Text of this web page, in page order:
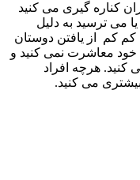
کناره گیری می کنید
می ترسید به دلیل
کم کم از یافتن دوستان
خود معاشرت نمی کنید و
هرچه افراد
می کنید.